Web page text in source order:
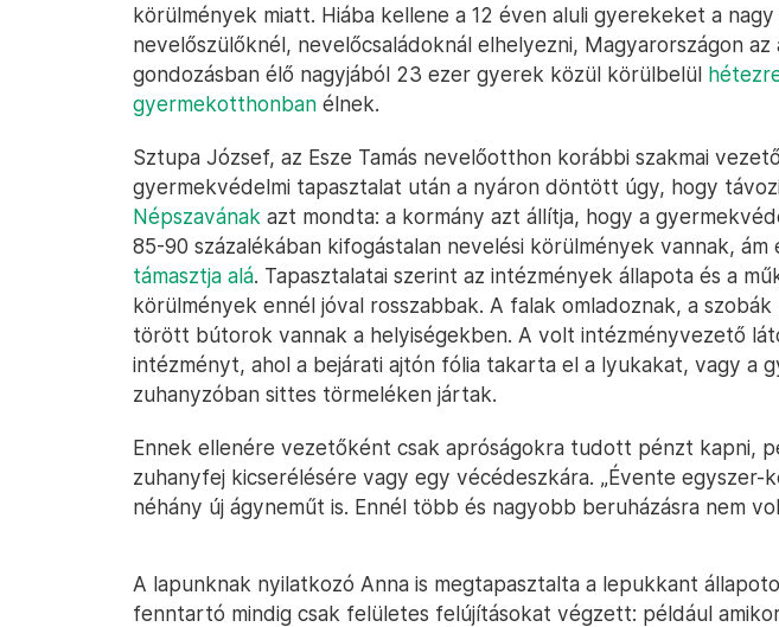
körülmények miatt. Hiába kellene a 12 éven aluli gyerekeket a
nevelőszülőknél, nevelőcsaládoknál elhelyezni, Magyarországon az
gondozásban élő nagyjából 23 ezer gyerek közül körülbelül
gyermekotthonban élnek.
Sztupa József, az Esze Tamás nevelőotthon korábbi szakmai
gyermekvédelmi tapasztalat után a nyáron döntött úgy, hogy
Népszavának azt mondta: a kormány azt állítja, hogy a
85-90 százalékában kifogástalan nevelési körülmények vannak, ám
támasztja alá. Tapasztalatai szerint az intézmények állapota és a
körülmények ennél jóval rosszabbak. A falak omladoznak, a szobák
törött bútorok vannak a helyiségekben. A volt intézményvezető
intézményt, ahol a bejárati ajtón fólia takarta el a lyukakat, vagy a
zuhanyzóban sittes törmeléken jártak.
Ennek ellenére vezetőként csak apróságokra tudott pénzt kapni,
zuhanyfej kicserélésére vagy egy vécédeszkára. „Évente
néhány új ágyneműt is. Ennél több és nagyobb beruházásra nem
A lapunknak nyilatkozó Anna is megtapasztalta a lepukkant
fenntartó mindig csak felületes felújításokat végzett: például